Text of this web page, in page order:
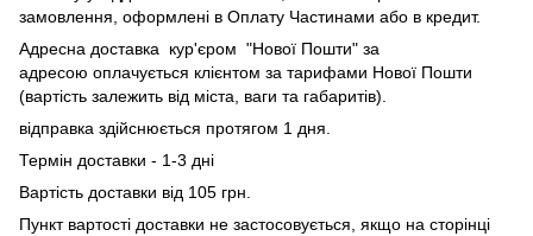
замовлення, оформлені в Оплату Частинами або в кредит.
Адресна доставка кур'єром "Нової Пошти" за
адресою оплачується клієнтом за тарифами Нової Пошти
(вартість залежить від міста, ваги та габаритів).
відправка здійснюється протягом 1 дня.
Термін доставки - 1-3 дні
Вартість доставки від 105 грн.
Пункт вартості доставки не застосовується, якщо на сторінці